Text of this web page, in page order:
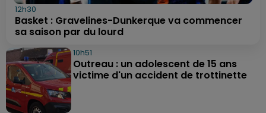
12h30
Basket : Gravelines-Dunkerque va commencer
sa saison par du lourd
10h51
Outreau : un adolescent de 15 ans
victime d'un accident de trottinette